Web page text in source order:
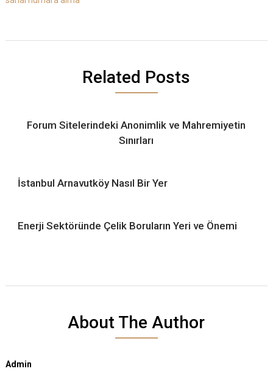
Related Posts
Forum Sitelerindeki Anonimlik ve Mahremiyetin
Sınırları
İstanbul Arnavutköy Nasıl Bir Yer
Enerji Sektöründe Çelik Boruların Yeri ve Önemi
About The Author
Admin